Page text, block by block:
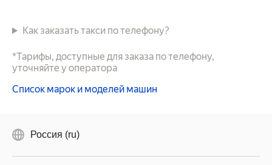
Как заказать такси по телефону?
*Тарифы, доступные для заказа по телефону,
уточняйте у оператора
Список марок и моделей машин
Россия (ru)